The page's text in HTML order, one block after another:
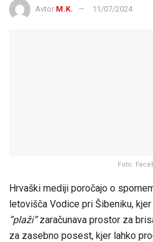
Avtor M.K. 11/07/2024
Foto:
Hrvaški mediji poročajo o
letovišča Vodice pri Šibeniku,
“plaži”zaračunava prostor za
za zasebno posest, kjer lahko